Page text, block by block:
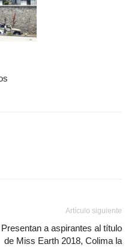
Artículo siguiente
Presentan a aspirantes al título
de Miss Earth 2018, Colima la